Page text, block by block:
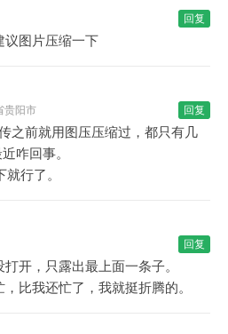
回复
议图片压缩一下
贵阳市 回复
之前就用图压压缩过，都只有几
咋回事。
行了。
回复
开，只露出最上面一条子。
比我还忙了，我就挺折腾的。